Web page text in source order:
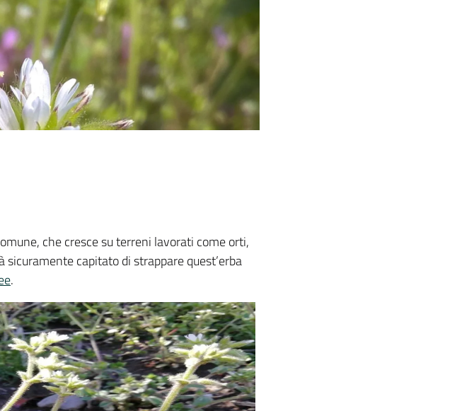
che cresce su terreni lavorati come orti,
capitato di strappare quest’erba
.